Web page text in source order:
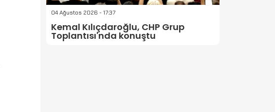
04 Ağustos 2026 - 17:37
Kemal Kılıçdaroğlu, CHP Grup
Toplantısı'nda konuştu